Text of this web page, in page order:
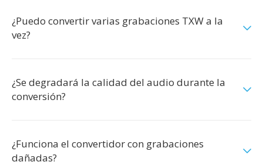
¿Puedo convertir varias grabaciones TXW a la
vez?
¿Se degradará la calidad del audio durante la
conversión?
¿Funciona el convertidor con grabaciones
dañadas?